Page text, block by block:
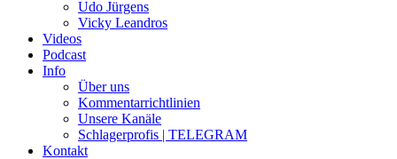
Udo Jürgens
Vicky Leandros
Videos
Podcast
Info
Über uns
Kommentarrichtlinien
Unsere Kanäle
Schlagerprofis | TELEGRAM
Kontakt